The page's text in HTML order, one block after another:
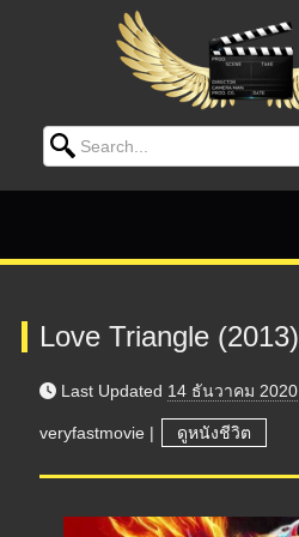
Search for:
Love Triangle (2013)
Last Updated 14 ธันวาคม 2020
veryfastmovie | ดูหนังชีวิต